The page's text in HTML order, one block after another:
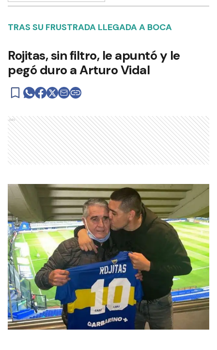
TRAS SU FRUSTRADA LLEGADA A BOCA
Rojitas, sin filtro, le apuntó y le
pegó duro a Arturo Vidal
Ads